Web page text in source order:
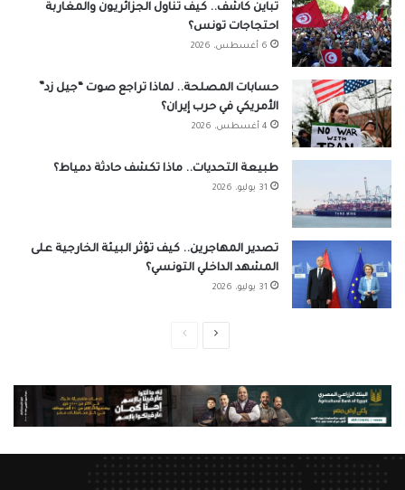
تباين كاشف.. كيف تناول الجزائريون والمغاربة
احتجاجات تونس؟
6 أغسطس، 2026
حسابات المصلحة.. لماذا تراجع صوت “جيل زد”
الأمريكي في حرب إيران؟
4 أغسطس، 2026
طبيعة التحديات.. ماذا تكشف حادثة دمياط؟
31 يوليو، 2026
تصدير المهاجرين.. كيف تؤثر البيئة الخارجية على
المشهد الداخلي التونسي؟
31 يوليو، 2026
الصفحةالصفحة